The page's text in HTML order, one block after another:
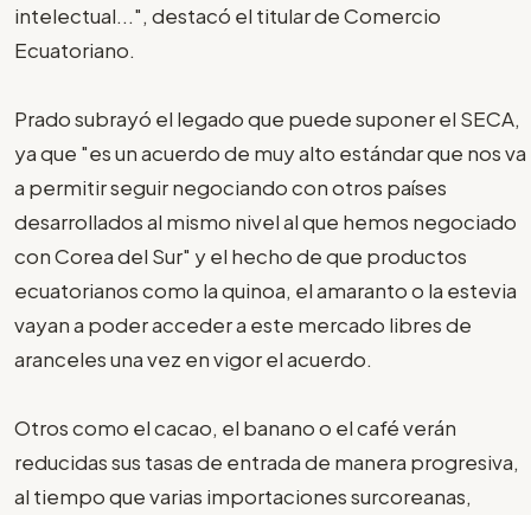
intelectual...", destacó el titular de Comercio
Ecuatoriano.
Prado subrayó el legado que puede suponer el SECA,
ya que "es un acuerdo de muy alto estándar que nos va
a permitir seguir negociando con otros países
desarrollados al mismo nivel al que hemos negociado
con Corea del Sur" y el hecho de que productos
ecuatorianos como la quinoa, el amaranto o la estevia
vayan a poder acceder a este mercado libres de
aranceles una vez en vigor el acuerdo.
Otros como el cacao, el banano o el café verán
reducidas sus tasas de entrada de manera progresiva,
al tiempo que varias importaciones surcoreanas,